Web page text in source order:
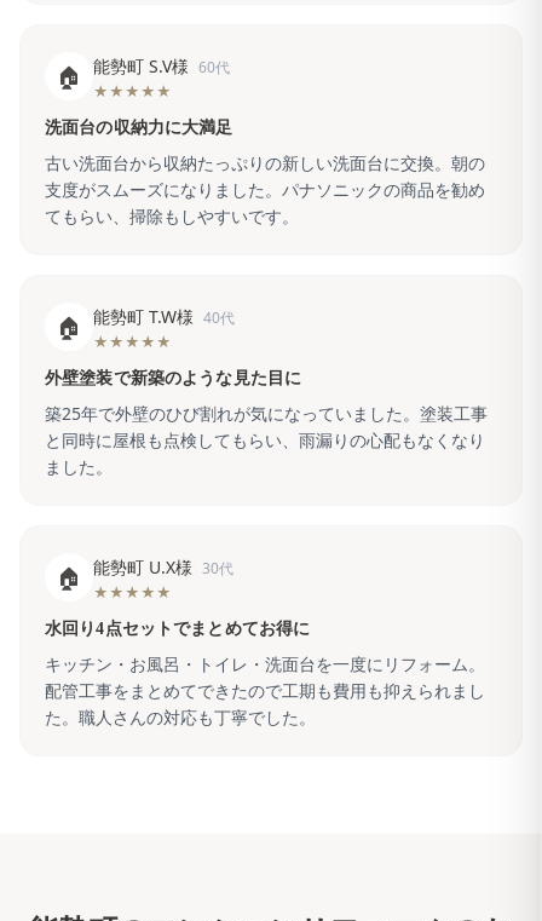
🏠 能勢町 S.V様 60代
★★★★★
洗面台の収納力に大満足
古い洗面台から収納たっぷりの新しい洗面台に交換。朝の
支度がスムーズになりました。パナソニックの商品を勧め
てもらい、掃除もしやすいです。
🏠 能勢町 T.W様 40代
★★★★★
外壁塗装で新築のような見た目に
築25年で外壁のひび割れが気になっていました。塗装工事
と同時に屋根も点検してもらい、雨漏りの心配もなくなり
ました。
🏠 能勢町 U.X様 30代
★★★★★
水回り4点セットでまとめてお得に
キッチン・お風呂・トイレ・洗面台を一度にリフォーム。
配管工事をまとめてできたので工期も費用も抑えられまし
た。職人さんの対応も丁寧でした。